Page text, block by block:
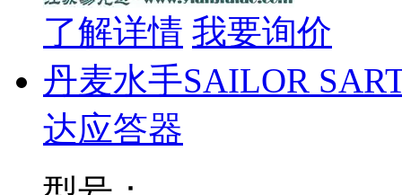
了解详情 我要询价
丹麦水手SAILOR
达应答器